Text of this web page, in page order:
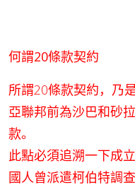
何謂20條款契約
所謂20條款契約，乃
亞聯邦前為沙巴和砂
款。
此點必須追溯一下成
國人曾派遣柯伯特調